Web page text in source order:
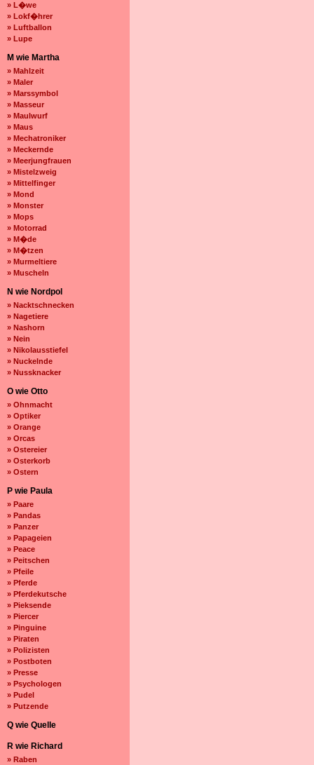
» L�we
» Lokf�hrer
» Luftballon
» Lupe
M wie Martha
» Mahlzeit
» Maler
» Marssymbol
» Masseur
» Maulwurf
» Maus
» Mechatroniker
» Meckernde
» Meerjungfrauen
» Mistelzweig
» Mittelfinger
» Mond
» Monster
» Mops
» Motorrad
» M�de
» M�tzen
» Murmeltiere
» Muscheln
N wie Nordpol
» Nacktschnecken
» Nagetiere
» Nashorn
» Nein
» Nikolausstiefel
» Nuckelnde
» Nussknacker
O wie Otto
» Ohnmacht
» Optiker
» Orange
» Orcas
» Ostereier
» Osterkorb
» Ostern
P wie Paula
» Paare
» Pandas
» Panzer
» Papageien
» Peace
» Peitschen
» Pfeile
» Pferde
» Pferdekutsche
» Pieksende
» Piercer
» Pinguine
» Piraten
» Polizisten
» Postboten
» Presse
» Psychologen
» Pudel
» Putzende
Q wie Quelle
R wie Richard
» Raben